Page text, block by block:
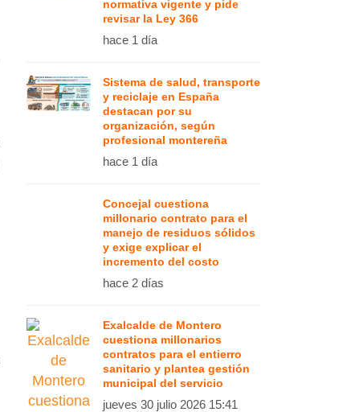
normativa vigente y pide
revisar la Ley 366
hace 1 día
Sistema de salud, transporte
y reciclaje en España
destacan por su
organización, según
profesional montereña
hace 1 día
Concejal cuestiona
millonario contrato para el
manejo de residuos sólidos
y exige explicar el
incremento del costo
hace 2 días
Exalcalde de Montero
cuestiona millonarios
contratos para el entierro
sanitario y plantea gestión
municipal del servicio
jueves 30 julio 2026 15:41